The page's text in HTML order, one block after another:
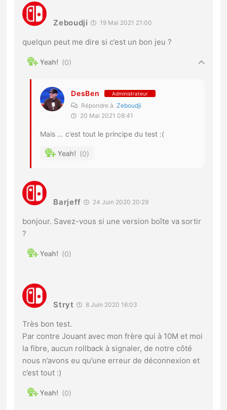
Zeboudji 19 Mai 2021 21:00
quelqun peut me dire si c’est un bon jeu ?
0
DesBen Administrateur
Répondre àZeboudji
20 Mai 2021 08:41
Mais … c’est tout le principe du test :(
0
Barjeff 24 Juin 2020 20:29
bonjour. Savez-vous si une version boîte va sortir
?
0
Stryt 8 Juin 2020 16:03
Très bon test.
Par contre Jouant avec mon frère qui à 10M et moi
la fibre, aucun rollback à signaler, de notre côté
nous n’avons eu qu’une erreur de déconnexion et
c’est tout :)
0